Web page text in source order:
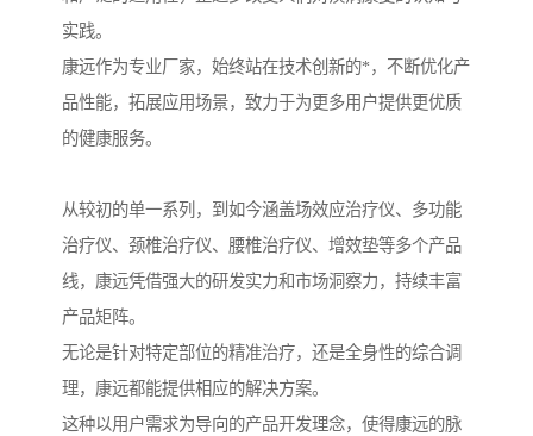
实践。
康远作为专业厂家，始终站在技术创新的*，不断优化产
品性能，拓展应用场景，致力于为更多用户提供更优质
的健康服务。
从较初的单一系列，到如今涵盖场效应治疗仪、多功能
治疗仪、颈椎治疗仪、腰椎治疗仪、增效垫等多个产品
线，康远凭借强大的研发实力和市场洞察力，持续丰富
产品矩阵。
无论是针对特定部位的精准治疗，还是全身性的综合调
理，康远都能提供相应的解决方案。
这种以用户需求为导向的产品开发理念，使得康远的脉